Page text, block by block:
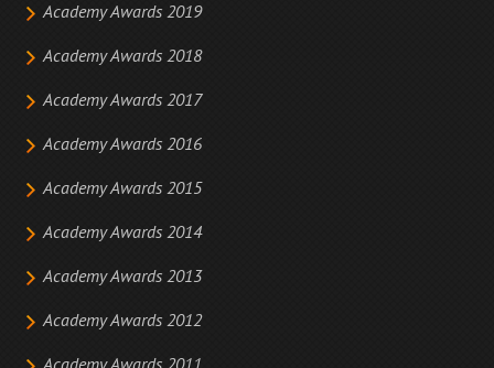
Academy Awards 2019
Academy Awards 2018
Academy Awards 2017
Academy Awards 2016
Academy Awards 2015
Academy Awards 2014
Academy Awards 2013
Academy Awards 2012